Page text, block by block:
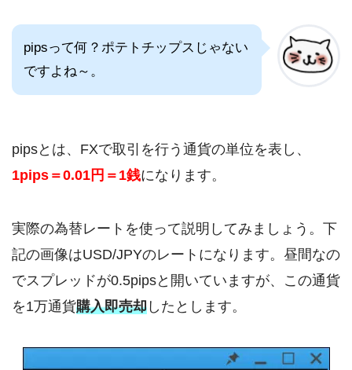
pipsって何？ポテトチップスじゃない
ですよね～。
pipsとは、FXで取引を行う通貨の単位を表し、
1pips＝0.01円＝1銭になります。
実際の為替レートを使って説明してみましょう。下
記の画像はUSD/JPYのレートになります。昼間なの
でスプレッドが0.5pipsと開いていますが、この通貨
を1万通貨購入即売却 したとします。